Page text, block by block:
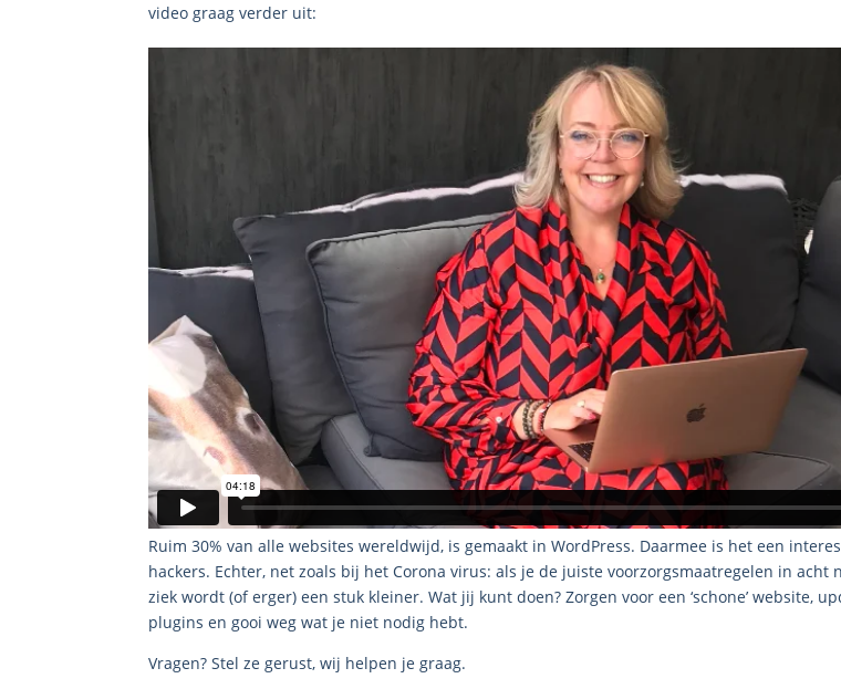
video graag verder uit:
Ruim 30% van alle websites wereldwijd, is gemaakt in WordPress. Daarmee is het een
hackers. Echter, net zoals bij het Corona virus: als je de juiste voorzorgsmaatregelen in acht
ziek wordt (of erger) een stuk kleiner. Wat jij kunt doen? Zorgen voor een ‘schone’ website,
plugins en gooi weg wat je niet nodig hebt.
Vragen? Stel ze gerust, wij helpen je graag.